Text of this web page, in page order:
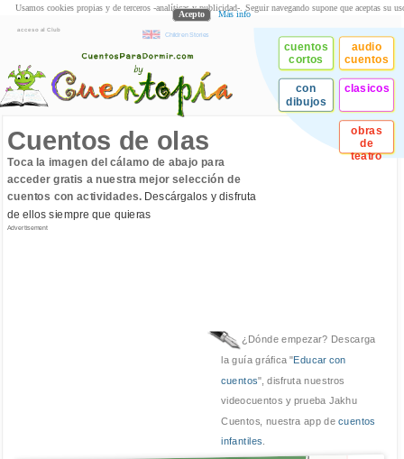
acceso al Club
Children Stories
cuentos
cortos
audio
cuentos
con
dibujos
clasicos
obras
de
teatro
Cuentos de olas
Toca la imagen del cálamo de abajo para
acceder gratis a nuestra mejor selección de
cuentos con actividades.Descárgalos y disfruta
de ellos siempre que quieras
Advertisement
¿Dónde empezar? Descarga
la guía gráfica "Educar con
cuentos", disfruta nuestros
videocuentos y prueba Jakhu
Cuentos, nuestra app decuentos
infantiles.
Usamos cookies propias y de terceros -analíticas y publicidad-. Seguir navegando supone que aceptas su
Acepto Más info